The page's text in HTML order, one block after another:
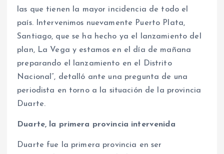
las que tienen la mayor incidencia de todo el
país. Intervenimos nuevamente Puerto Plata,
Santiago, que se ha hecho ya el lanzamiento del
plan, La Vega y estamos en el día de mañana
preparando el lanzamiento en el Distrito
Nacional”, detalló ante una pregunta de una
periodista en torno a la situación de la provincia
Duarte.
Duarte, la primera provincia intervenida
Duarte fue la primera provincia en ser